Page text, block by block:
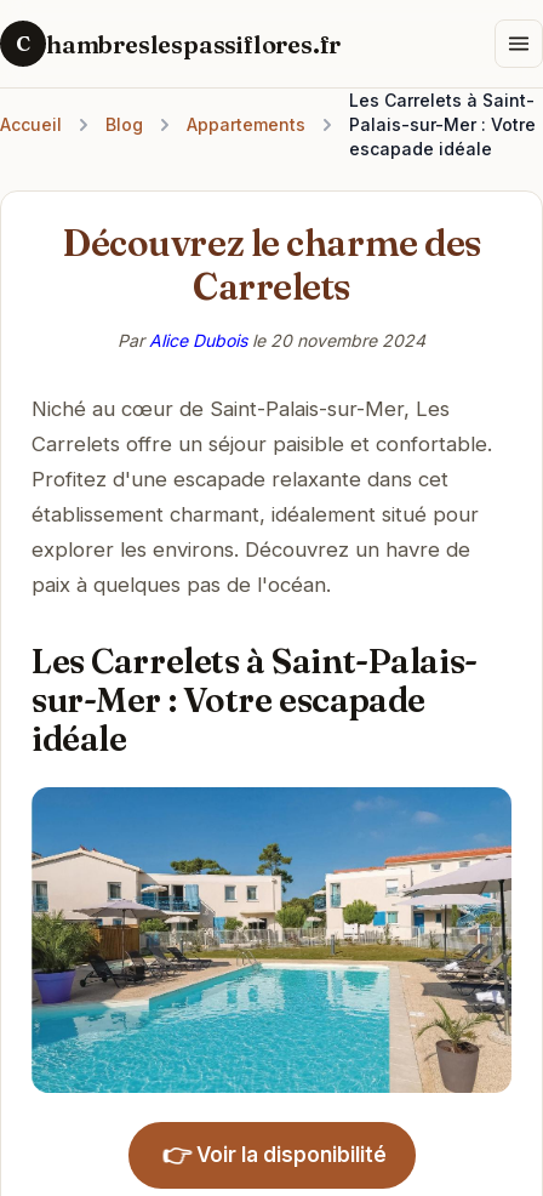
C hambreslespassiflores.fr
Accueil Blog Appartements
Les Carrelets à Saint-
Palais-sur-Mer : Votre
escapade idéale
Découvrez le charme des
Carrelets
ParAlice Duboisle 20 novembre 2024
Niché au cœur de Saint-Palais-sur-Mer, Les
Carrelets offre un séjour paisible et confortable.
Profitez d'une escapade relaxante dans cet
établissement charmant, idéalement situé pour
explorer les environs. Découvrez un havre de
paix à quelques pas de l'océan.
Les Carrelets à Saint-Palais-
sur-Mer : Votre escapade
idéale
👉 Voir la disponibilité